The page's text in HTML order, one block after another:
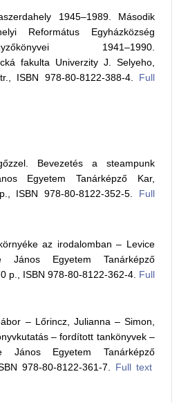
1945–1989. Második
Református Egyházközség
1941–1990.
fakulta Univerzity J. Selyeho,
ISBN 978-80-8122-388-4. Full
Bevezetés a steampunk
Egyetem Tanárképző Kar,
ISBN 978-80-8122-352-5. Full
az irodalomban – Levice
Egyetem Tanárképző
p., ISBN 978-80-8122-362-4. Full
– Lőrincz, Julianna – Simon,
– fordított tankönyvek –
János Egyetem Tanárképző
978-80-8122-361-7. Full text